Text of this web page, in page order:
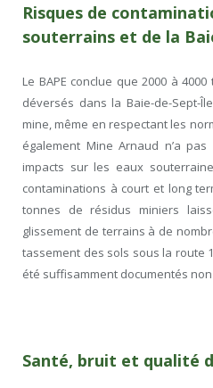
Risques de
souterrains et de la
Le BAPE conclue que 2000 à
déversés dans la Baie-de-Sept-
mine, même en respectant les
également Mine Arnaud n’a
impacts sur les eaux
contaminations à court et long
tonnes de résidus miniers
glissement de terrains à de
tassement des sols sous la route
été suffisamment documentés
Santé, bruit et qualité